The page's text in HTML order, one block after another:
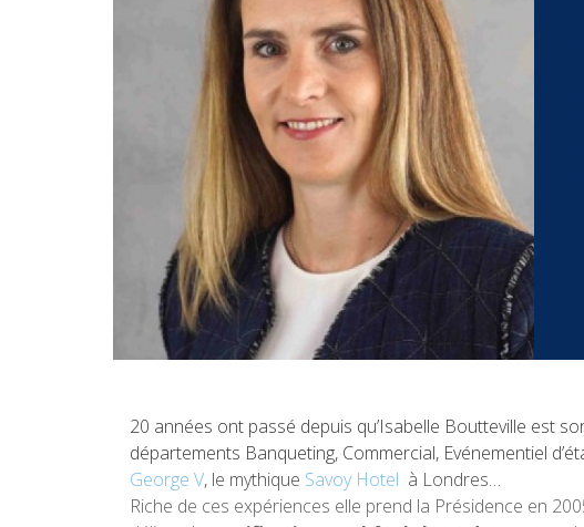
20 années ont passé depuis qu’Isabelle Boutteville est
départements Banqueting, Commercial, Evénementiel
George V, le mythique Savoy Hotel à Londres…
Riche de ces expériences elle prend la Présidence en